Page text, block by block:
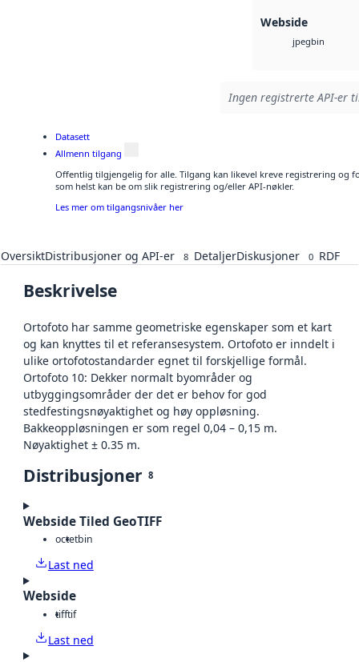
Webside
jpegbin
Ingen registrerte API-er
Datasett
Allmenn tilgang
Offentlig tilgjengelig for alle. Tilgang kan likevel kreve registrering og
som helst kan be om slik registrering og/eller API-nøkler.
Les mer om tilgangsnivåer her
OversiktDistribusjoner og API-er 8 DetaljerDiskusjoner 0 RDF
Beskrivelse
Ortofoto har samme geometriske egenskaper som et kart
og kan knyttes til et referansesystem. Ortofoto er inndelt i
ulike ortofotostandarder egnet til forskjellige formål.
Ortofoto 10: Dekker normalt byområder og
utbyggingsområder der det er behov for god
stedfestingsnøyaktighet og høy oppløsning.
Bakkeoppløsningen er som regel 0,04 – 0,15 m.
Nøyaktighet ± 0.35 m.
Distribusjoner 8
Webside Tiled GeoTIFF
octetbin
Last ned
Webside
tifftif
Last ned